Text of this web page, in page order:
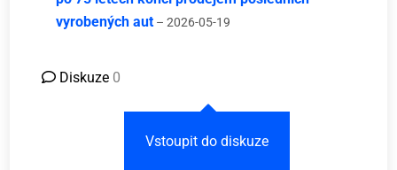
vyrobených aut – 2026-05-19
Diskuze 0
Vstoupit do diskuze